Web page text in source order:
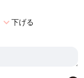
expand_more下げる